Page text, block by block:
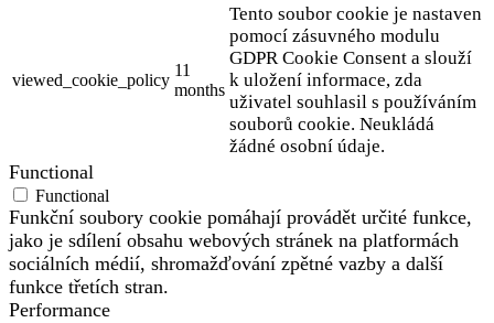
viewed_cookie_policy
11
months
Tento soubor cookie je nastaven
pomocí zásuvného modulu
GDPR Cookie Consent a slouží
k uložení informace, zda
uživatel souhlasil s používáním
souborů cookie. Neukládá
žádné osobní údaje.
Functional
Functional
Funkční soubory cookie pomáhají provádět určité funkce,
jako je sdílení obsahu webových stránek na platformách
sociálních médií, shromažďování zpětné vazby a další
funkce třetích stran.
Performance